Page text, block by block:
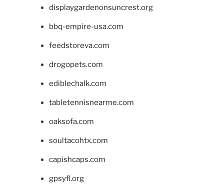
displaygardenonsuncrest.org
bbq-empire-usa.com
feedstoreva.com
drogopets.com
ediblechalk.com
tabletennisnearme.com
oaksofa.com
soultacohtx.com
capishcaps.com
gpsyfl.org